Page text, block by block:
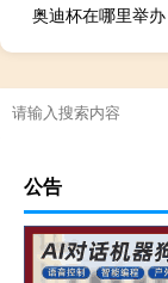
公告